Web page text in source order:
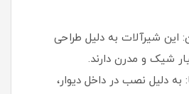
شیرآلات به دلیل طراحی
شیک و مدرن دارند.
دلیل نصب در داخل دیوار،